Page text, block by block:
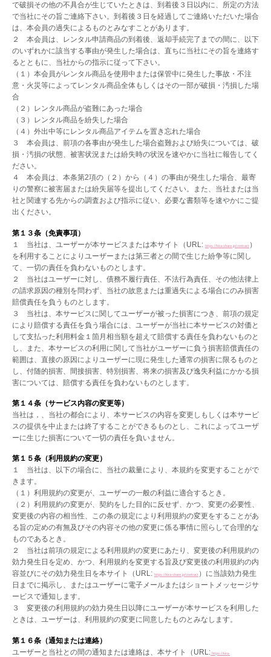
で破損その他の不具合が生じていたときは、到着後３日以内に、所定の方法
で当社にその旨ご連絡下さい。到着後３日を経過してご連絡いただいた場合
は、本会員の過失によるものとみなすことがあります。
２ 本会員は、レンタル申請商品の到着後、返却手続完了までの間に、以下
のいずれかに該当する事由が発生した場合は、直ちに当社にその旨を連絡す
るとともに、当社からの指示に従って下さい。
（１）本会員がレンタル商品を使用中または保管中に発生した事故・不注
意・火災等によってレンタル商品全体もしくはその一部が破損・汚損した場
合
（２）レンタル商品が盗難にあった場合
（３）レンタル商品を紛失した場合
（４）外出中等にレンタル商品アイテムを置き忘れた場合
３ 本会員は、前項の各事由が発生した場合盗難および紛失については、破
損・汚損の状態、被害状況または紛失時の状況を速やかに当社に報告してく
ださい。
４ 本会員は、本条第2項の（２）から（４）の事由が発生した場合、最寄
りの警察に被害届または紛失届等を提出してください。また、当社または当
社と関連する先からの調査および指示に従い、必要な書類等を速やかにご提
出ください。
第１３条（免責事項）
１ 当社は、ユーザーが本サービスまたは本サイト（URL: https://kira-share.jp/contract ）
を利用することによりユーザーまたは第三者との間で生じた紛争等に関し
て、一切の責任を負わないものとします。
２ 当社はユーザーに対し、債務不履行責任、不法行為責任、その他法律上
の請求原因の種別を問わず、当社の故意または重過失による場合にのみ損害
賠償責任を負うものとします。
３ 当社は、本サービスに関してユーザーが被った損害につき、前項の規定
により賠償する責任を負う場合には、ユーザーが当社に本サービスの対価と
して支払った利用料金１箇月相当額を超えて賠償する責任を負わないものと
し、また、本サービスの利用に関して当社がユーザーに負う損害賠償責任の
範囲は、直接の原因によりユーザーに現に発生した通常の損害に限るものと
し、付随的損害、間接損害、特別損害、将来の損害及び逸失利益にかかる損
害については、賠償する責任を負わないものとします。
第１４条（サービス内容の変更等）
当社は，、当社の都合により、本サービスの内容を変更しもしくは本サービ
スの提供を中止または終了することができるものとし、これによってユーザ
ーに生じた損害について一切の責任を負いません。
第１５条（利用規約の変更）
１ 当社は、以下の場合に、当社の裁量により、本規約を変更することがで
きます。
（１）利用規約の変更が、ユーザーの一般の利益に適合するとき。
（２）利用規約の変更が、契約をした目的に反せず、かつ、変更の必要性、
変更後の内容の相当性、この条の規定により利用規約の変更をすることがあ
る旨の定めの有無及びその内容その他の変更に係る事情に照らして合理的な
ものであるとき。
２ 当社は前項の規定による利用規約の変更にあたり、変更後の利用規約の
効力発生日を定め、かつ、利用規約を変更する旨及び変更後の利用規約の内
容並びにその効力発生日を本サイト（URL:
https://kira-share.jp/contract ）に当該効力発生
日までに掲示し、またはユーザーに電子メールまたはショートメッセージサ
ービスで通知します。
３ 変更後の利用規約の効力発生日以降にユーザーが本サービスを利用した
ときは、ユーザーは、利用規約の変更に同意したものとみなします。
第１６条（通知または連絡）
ユーザーと当社との間の通知または連絡は、本サイト（URL: https://kira-